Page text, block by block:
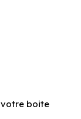
votre boite